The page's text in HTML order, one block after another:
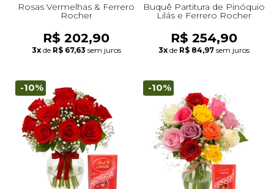
Rosas Vermelhas & Ferrero
Rocher
R$ 202,90
3x de R$ 67,63 sem juros
Buquê Partitura de Pinóquio
Lilás e Ferrero Rocher
R$ 254,90
3x de R$ 84,97 sem juros
-10% -10%